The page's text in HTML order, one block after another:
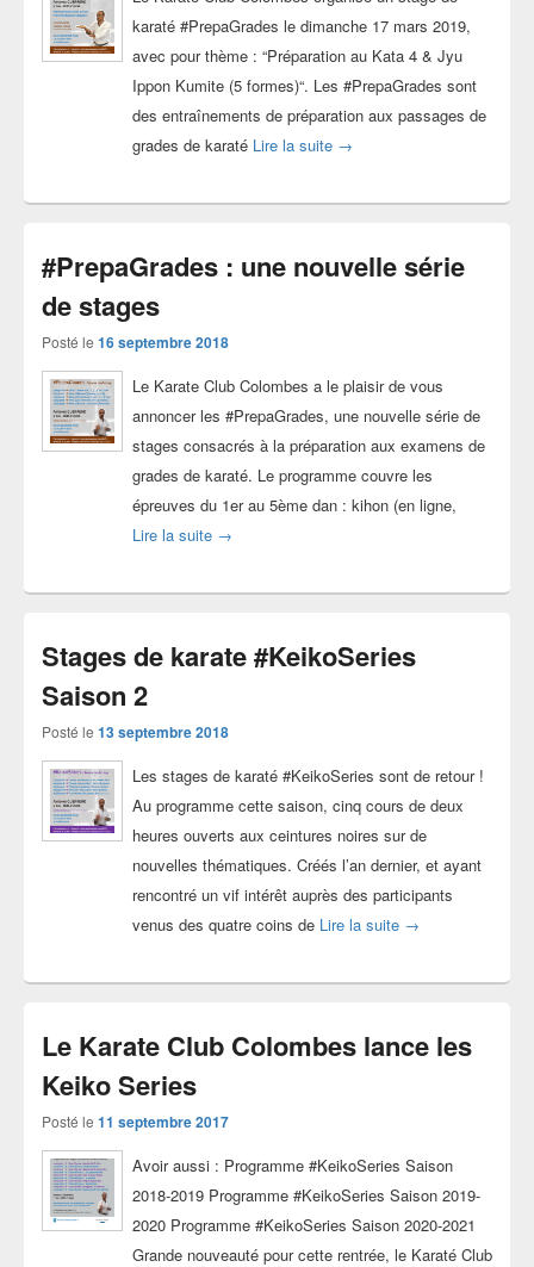
karaté #PrepaGrades le dimanche 17 mars 2019,
avec pour thème : “Préparation au Kata 4 & Jyu
Ippon Kumite (5 formes)“. Les #PrepaGrades sont
des entraînements de préparation aux passages de
grades de karaté Lire la suite Stage karaté
→
#PrepaGrades : une nouvelle série
de stages
Posté le 16 septembre 2018
Le Karate Club Colombes a le plaisir de vous
annoncer les #PrepaGrades, une nouvelle série de
stages consacrés à la préparation aux examens de
grades de karaté. Le programme couvre les
épreuves du 1er au 5ème dan : kihon (en ligne,
Lire la suite #PrepaGrades : une nouvelle série de stages
→
Stages de karate #KeikoSeries
Saison 2
Posté le 13 septembre 2018
Les stages de karaté #KeikoSeries sont de retour !
Au programme cette saison, cinq cours de deux
heures ouverts aux ceintures noires sur de
nouvelles thématiques. Créés l’an dernier, et ayant
rencontré un vif intérêt auprès des participants
venus des quatre coins de Lire la suite Stages de karate
→
Le Karate Club Colombes lance les
Keiko Series
Posté le 11 septembre 2017
Avoir aussi : Programme #KeikoSeries Saison
2018-2019 Programme #KeikoSeries Saison 2019-
2020 Programme #KeikoSeries Saison 2020-2021
Grande nouveauté pour cette rentrée, le Karaté Club